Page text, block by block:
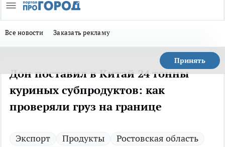
Все новости Заказать рекламу
Принять
Дон поставил в Китай 24 тонны
куриных субпродуктов: как
проверяли груз на границе
Экспорт Продукты
Ростовская область